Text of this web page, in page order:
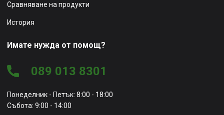
Сравняване на продукти
История
Имате нужда от помощ?
089 013 8301
Понеделник - Петък: 8:00 - 18:00
Събота: 9:00 - 14:00